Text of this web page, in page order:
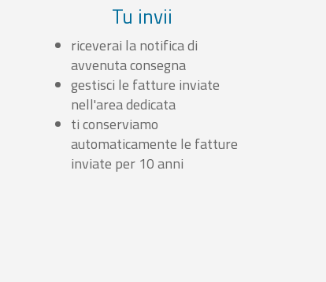
Tu invii
riceverai la notifica di
avvenuta consegna
gestisci le fatture inviate
nell'area dedicata
ti conserviamo
automaticamente le fatture
inviate per 10 anni